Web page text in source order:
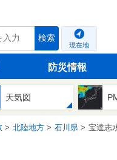
検索
現在地
防災情報
天気図
北陸地方 石川県 宝達志